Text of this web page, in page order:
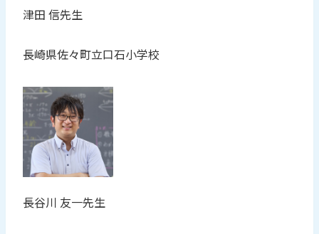
津田 信先生
長崎県佐々町立口石小学校
長谷川 友一先生